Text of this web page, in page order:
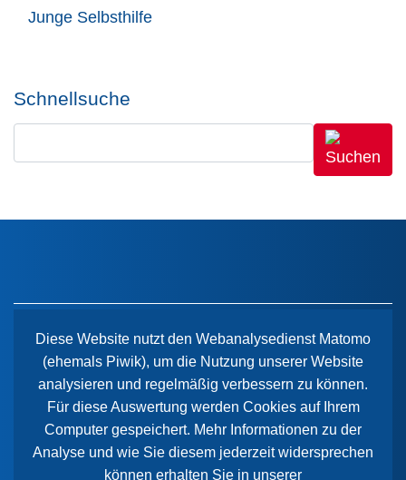
Junge Selbsthilfe
Schnellsuche
Der Paritätische Sachsen-Anhalt
Wiener Straße 2
39112 Magdeburg
Diese Website nutzt den Webanalysedienst Matomo
(ehemals Piwik), um die Nutzung unserer Website
analysieren und regelmäßig verbessern zu können.
Für diese Auswertung werden Cookies auf Ihrem
Computer gespeichert. Mehr Informationen zu der
Analyse und wie Sie diesem jederzeit widersprechen
können erhalten Sie in unserer